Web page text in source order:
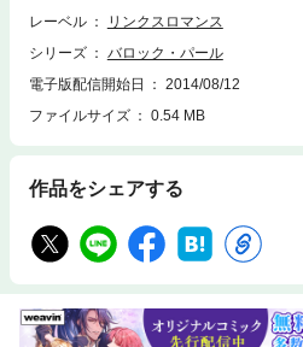
レーベル
リンクスロマンス
シリーズ
バロック・パール
電子版配信開始日
2014/08/12
ファイルサイズ
0.54 MB
作品をシェアする